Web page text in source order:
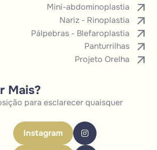
Mini-abdominoplastia
Nariz - Rinoplastia
Pálpebras - Blefaroplastia
Panturrilhas
Projeto Orelha
Mais?
para esclarecer quaisquer
Instagram